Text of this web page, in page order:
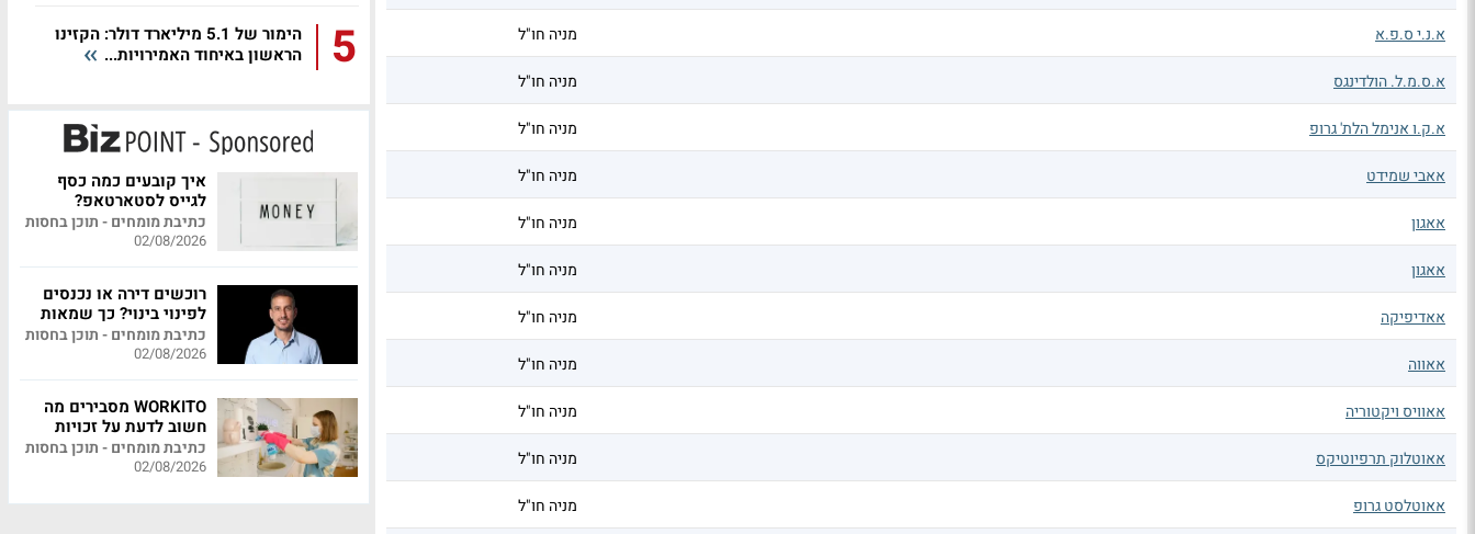
א.נ.י ס.פ.א מניה חו"ל
א.ס.מ.ל. הולדינגס מניה חו"ל
א.ק.ו אנימל הלת' גרופ מניה חו"ל
אאבי שמידט מניה חו"ל
אאגון מניה חו"ל
אאגון מניה חו"ל
אאדיפיקה מניה חו"ל
אאווה מניה חו"ל
אאוויס ויקטוריה מניה חו"ל
אאוטלוק תרפיוטיקס מניה חו"ל
אאוטלסט גרופ מניה חו"ל
5
הימור של 5.1 מיליארד דולר: הקזינו
הראשון באיחוד האמירויות...
איך קובעים כמה כסף
לגייס לסטארטאפ?
כתיבת מומחים - תוכן בחסות
02/08/2026
רוכשים דירה או נכנסים
לפינוי בינוי? כך שמאות
מקצועית יכולה לחסוך
לכם מאות אלפי שקלים
כתיבת מומחים - תוכן בחסות
02/08/2026
WORKITO מסבירים מה
חשוב לדעת על זכויות
עובדי משק בית
כתיבת מומחים - תוכן בחסות
02/08/2026